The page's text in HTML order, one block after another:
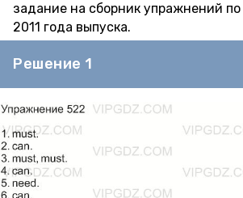
задание на сборник упражнений
2011 года выпуска.
Решение 1